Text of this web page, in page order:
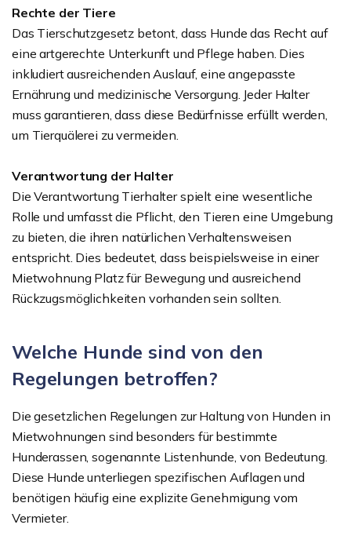
Rechte der Tiere
Das Tierschutzgesetz betont, dass Hunde das Recht auf
eine artgerechte Unterkunft und Pflege haben. Dies
inkludiert ausreichenden Auslauf, eine angepasste
Ernährung und medizinische Versorgung. Jeder Halter
muss garantieren, dass diese Bedürfnisse erfüllt werden,
um Tierquälerei zu vermeiden.
Verantwortung der Halter
Die Verantwortung Tierhalter spielt eine wesentliche
Rolle und umfasst die Pflicht, den Tieren eine Umgebung
zu bieten, die ihren natürlichen Verhaltensweisen
entspricht. Dies bedeutet, dass beispielsweise in einer
Mietwohnung Platz für Bewegung und ausreichend
Rückzugsmöglichkeiten vorhanden sein sollten.
Welche Hunde sind von den
Regelungen betroffen?
Die gesetzlichen Regelungen zur Haltung von Hunden in
Mietwohnungen sind besonders für bestimmte
Hunderassen, sogenannte Listenhunde, von Bedeutung.
Diese Hunde unterliegen spezifischen Auflagen und
benötigen häufig eine explizite Genehmigung vom
Vermieter.